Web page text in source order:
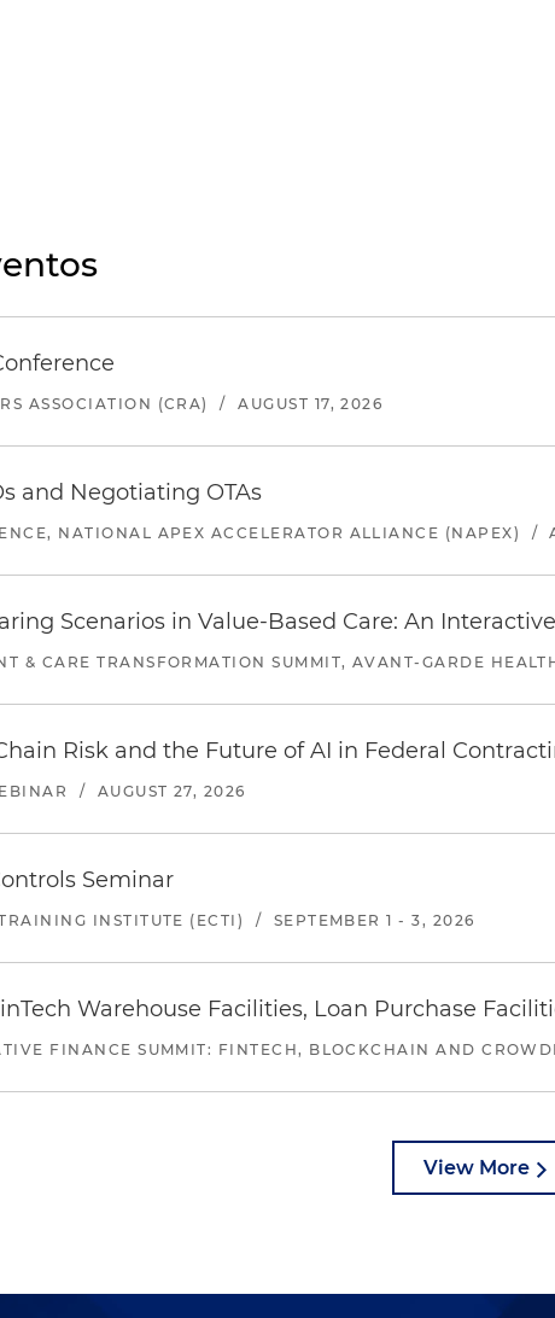
ASSOCIATION (CRA) / AUGUST 17, 2026
and Negotiating OTAs
NATIONAL APEX ACCELERATOR ALLIANCE (NAPEX) /
Scenarios in Value-Based Care: An
& CARE TRANSFORMATION SUMMIT, AVANT-GARDE
Risk and the Future of AI in Federal
/ AUGUST 27, 2026
Seminar
INSTITUTE (ECTI) / SEPTEMBER 1 - 3, 2026
Warehouse Facilities, Loan Purchase
FINANCE SUMMIT: FINTECH, BLOCKCHAIN AND
View More